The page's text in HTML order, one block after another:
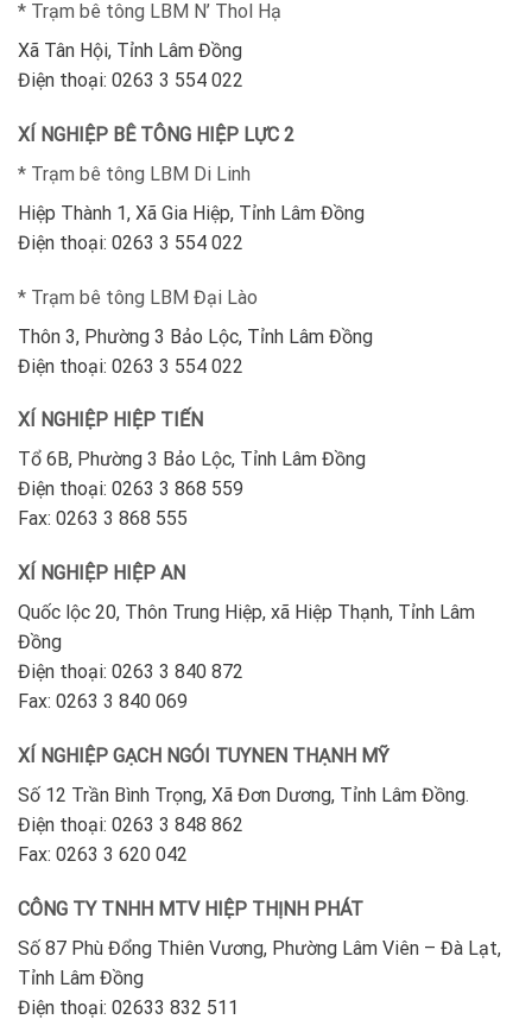
* Trạm bê tông LBM N’ Thol Hạ
Xã Tân Hội, Tỉnh Lâm Đồng
Điện thoại: 0263 3 554 022
XÍ NGHIỆP BÊ TÔNG HIỆP LỰC 2
* Trạm bê tông LBM Di Linh
Hiệp Thành 1, Xã Gia Hiệp, Tỉnh Lâm Đồng
Điện thoại: 0263 3 554 022
* Trạm bê tông LBM Đại Lào
Thôn 3, Phường 3 Bảo Lộc, Tỉnh Lâm Đồng
Điện thoại: 0263 3 554 022
XÍ NGHIỆP HIỆP TIẾN
Tổ 6B, Phường 3 Bảo Lộc, Tỉnh Lâm Đồng
Điện thoại: 0263 3 868 559
Fax: 0263 3 868 555
XÍ NGHIỆP HIỆP AN
Quốc lộc 20, Thôn Trung Hiệp, xã Hiệp Thạnh, Tỉnh Lâm
Đồng
Điện thoại: 0263 3 840 872
Fax: 0263 3 840 069
XÍ NGHIỆP GẠCH NGÓI TUYNEN THẠNH MỸ
Số 12 Trần Bình Trọng, Xã Đơn Dương, Tỉnh Lâm Đồng.
Điện thoại: 0263 3 848 862
Fax: 0263 3 620 042
CÔNG TY TNHH MTV HIỆP THỊNH PHÁT
Số 87 Phù Đổng Thiên Vương, Phường Lâm Viên – Đà Lạt,
Tỉnh Lâm Đồng
Điện thoại: 02633 832 511